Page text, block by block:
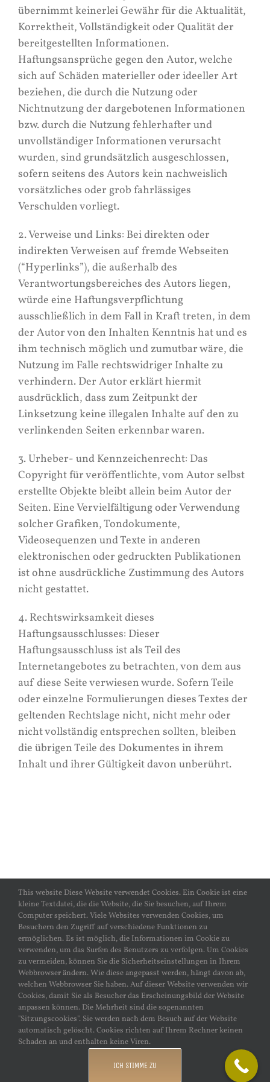
übernimmt keinerlei Gewähr für die Aktualität,
Korrektheit, Vollständigkeit oder Qualität der
bereitgestellten Informationen.
Haftungsansprüche gegen den Autor, welche
sich auf Schäden materieller oder ideeller Art
beziehen, die durch die Nutzung oder
Nichtnutzung der dargebotenen Informationen
bzw. durch die Nutzung fehlerhafter und
unvollständiger Informationen verursacht
wurden, sind grundsätzlich ausgeschlossen,
sofern seitens des Autors kein nachweislich
vorsätzliches oder grob fahrlässiges
Verschulden vorliegt.
2. Verweise und Links: Bei direkten oder
indirekten Verweisen auf fremde Webseiten
(“Hyperlinks”), die außerhalb des
Verantwortungsbereiches des Autors liegen,
würde eine Haftungsverpflichtung
ausschließlich in dem Fall in Kraft treten, in dem
der Autor von den Inhalten Kenntnis hat und es
ihm technisch möglich und zumutbar wäre, die
Nutzung im Falle rechtswidriger Inhalte zu
verhindern. Der Autor erklärt hiermit
ausdrücklich, dass zum Zeitpunkt der
Linksetzung keine illegalen Inhalte auf den zu
verlinkenden Seiten erkennbar waren.
3. Urheber- und Kennzeichenrecht: Das
Copyright für veröffentlichte, vom Autor selbst
erstellte Objekte bleibt allein beim Autor der
Seiten. Eine Vervielfältigung oder Verwendung
solcher Grafiken, Tondokumente,
Videosequenzen und Texte in anderen
elektronischen oder gedruckten Publikationen
ist ohne ausdrückliche Zustimmung des Autors
nicht gestattet.
4. Rechtswirksamkeit dieses
Haftungsausschlusses: Dieser
Haftungsausschluss ist als Teil des
Internetangebotes zu betrachten, von dem aus
auf diese Seite verwiesen wurde. Sofern Teile
oder einzelne Formulierungen dieses Textes der
geltenden Rechtslage nicht, nicht mehr oder
nicht vollständig entsprechen sollten, bleiben
die übrigen Teile des Dokumentes in ihrem
Inhalt und ihrer Gültigkeit davon unberührt.
© Copyright 2020 -2026 |Speisekammer Frankfurt| Alle
Rechte vorbehalten | Konzept, Gestaltung, Umsetzung
| THIMC | Faouzi Al Kabbany
This website Diese Website verwendet Cookies. Ein Cookie ist eine
kleine Textdatei, die die Website, die Sie besuchen, auf Ihrem
Computer speichert. Viele Websites verwenden Cookies, um
Besuchern den Zugriff auf verschiedene Funktionen zu
ermöglichen. Es ist möglich, die Informationen im Cookie zu
verwenden, um das Surfen des Benutzers zu verfolgen. Um Cookies
zu vermeiden, können Sie die Sicherheitseinstellungen in Ihrem
Webbrowser ändern. Wie diese angepasst werden, hängt davon ab,
welchen Webbrowser Sie haben. Auf dieser Website verwenden wir
Cookies, damit Sie als Besucher das Erscheinungsbild der Website
anpassen können. Die Mehrheit sind die sogenannten
"Sitzungscookies". Sie werden nach dem Besuch auf der Website
automatisch gelöscht. Cookies richten auf Ihrem Rechner keinen
Schaden an und enthalten keine Viren.
ICH STIMME ZU